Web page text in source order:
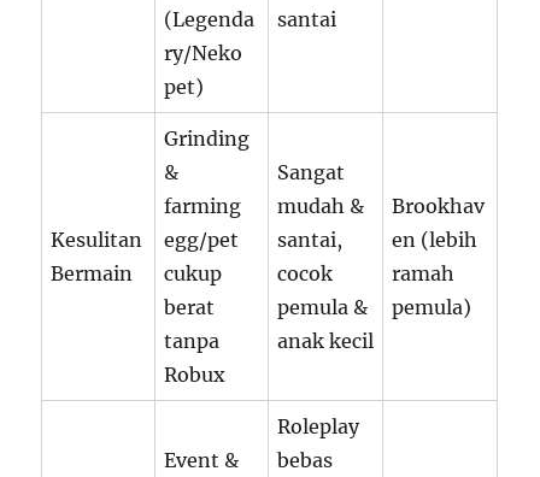
(Legenda
ry/Neko
pet)
santai
Kesulitan
Bermain
Grinding
&
farming
egg/pet
cukup
berat
tanpa
Robux
Sangat
mudah &
santai,
cocok
pemula &
anak kecil
Brookhav
en (lebih
ramah
pemula)
Event &
Roleplay
bebas